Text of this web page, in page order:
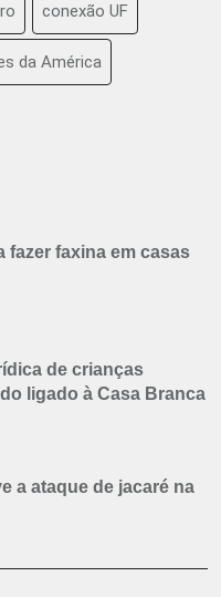
conexão UF
da América
fazer faxina em casas
de crianças
ligado à Casa Branca
a ataque de jacaré na